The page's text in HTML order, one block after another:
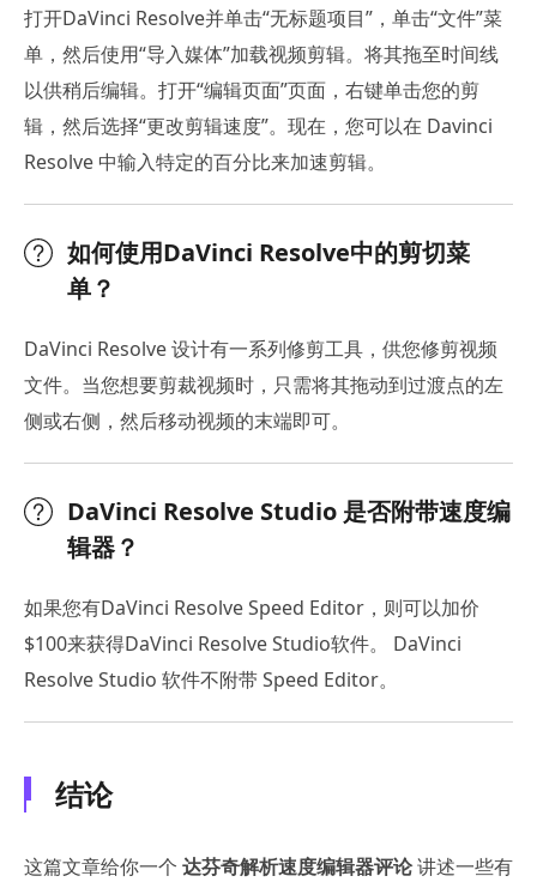
打开DaVinci Resolve并单击“无标题项目”，单击“文件”菜
单，然后使用“导入媒体”加载视频剪辑。将其拖至时间线
以供稍后编辑。打开“编辑页面”页面，右键单击您的剪
辑，然后选择“更改剪辑速度”。现在，您可以在 Davinci
Resolve 中输入特定的百分比来加速剪辑。
如何使用DaVinci Resolve中的剪切菜
单？
DaVinci Resolve 设计有一系列修剪工具，供您修剪视频
文件。当您想要剪裁视频时，只需将其拖动到过渡点的左
侧或右侧，然后移动视频的末端即可。
DaVinci Resolve Studio 是否附带速度编
辑器？
如果您有DaVinci Resolve Speed Editor，则可以加价
$100来获得DaVinci Resolve Studio软件。 DaVinci
Resolve Studio 软件不附带 Speed Editor。
结论
这篇文章给你一个 达芬奇解析速度编辑器评论讲述一些有